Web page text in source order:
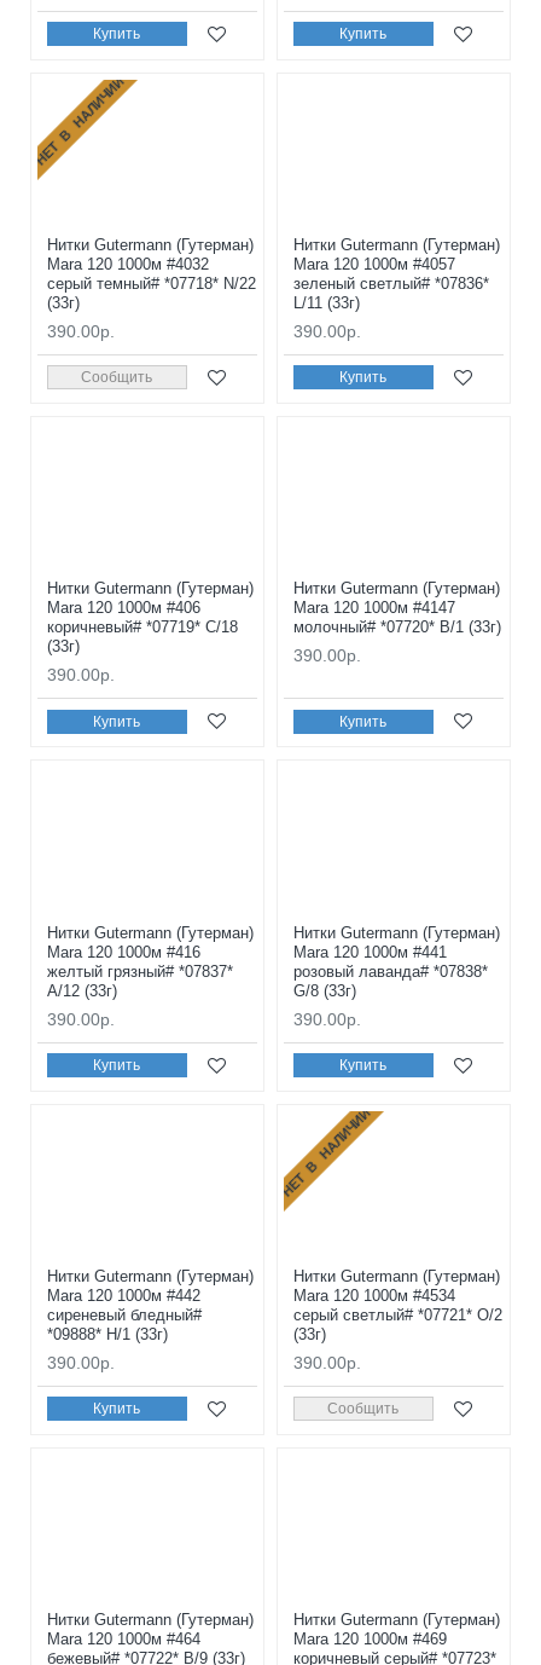
Купить Купить
НЕТ В НАЛИЧИИ
Нитки Gutermann (Гутерман)
Mara 120 1000м #4032
серый темный# *07718* N/22
(33г)
390.00р.
Сообщить
Нитки Gutermann (Гутерман)
Mara 120 1000м #4057
зеленый светлый# *07836*
L/11 (33г)
390.00р.
Купить
Нитки Gutermann (Гутерман)
Mara 120 1000м #406
коричневый# *07719* C/18
(33г)
390.00р.
Купить
Нитки Gutermann (Гутерман)
Mara 120 1000м #4147
молочный# *07720* B/1 (33г)
390.00р.
Купить
Нитки Gutermann (Гутерман)
Mara 120 1000м #416
желтый грязный# *07837*
A/12 (33г)
390.00р.
Купить
Нитки Gutermann (Гутерман)
Mara 120 1000м #441
розовый лаванда# *07838*
G/8 (33г)
390.00р.
Купить
Нитки Gutermann (Гутерман)
Mara 120 1000м #442
сиреневый бледный#
*09888* H/1 (33г)
390.00р.
Купить
НЕТ В НАЛИЧИИ
Нитки Gutermann (Гутерман)
Mara 120 1000м #4534
серый светлый# *07721* O/2
(33г)
390.00р.
Сообщить
Нитки Gutermann (Гутерман)
Mara 120 1000м #464
бежевый# *07722* B/9 (33г)
Нитки Gutermann (Гутерман)
Mara 120 1000м #469
коричневый серый# *07723*